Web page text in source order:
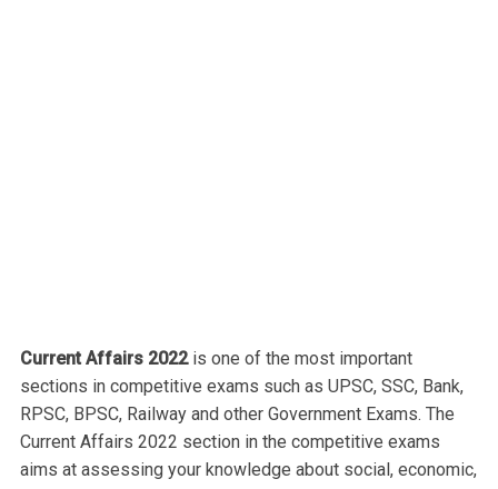
Current Affairs 2022is one of the most important
sections in competitive exams such as UPSC, SSC, Bank,
RPSC, BPSC, Railway and other Government Exams. The
Current Affairs 2022 section in the competitive exams
aims at assessing your knowledge about social, economic,